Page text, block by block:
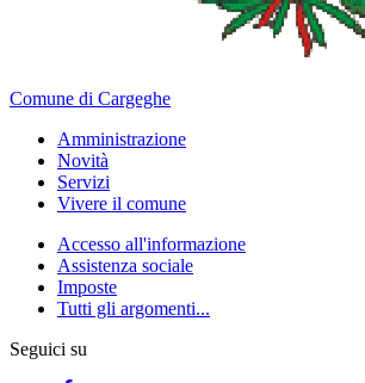
Comune di Cargeghe
Amministrazione
Novità
Servizi
Vivere il comune
Accesso all'informazione
Assistenza sociale
Imposte
Tutti gli argomenti...
Seguici su